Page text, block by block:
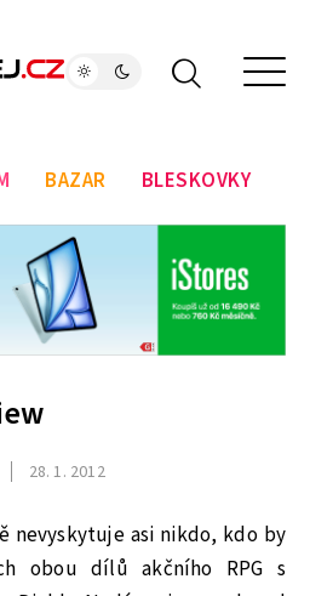
BAZAR BLESKOVKY
28. 1. 2012
nevyskytuje asi nikdo, kdo by
obou dílů akčního RPG s